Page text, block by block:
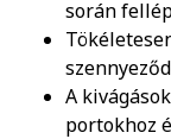
során
A
portokhoz